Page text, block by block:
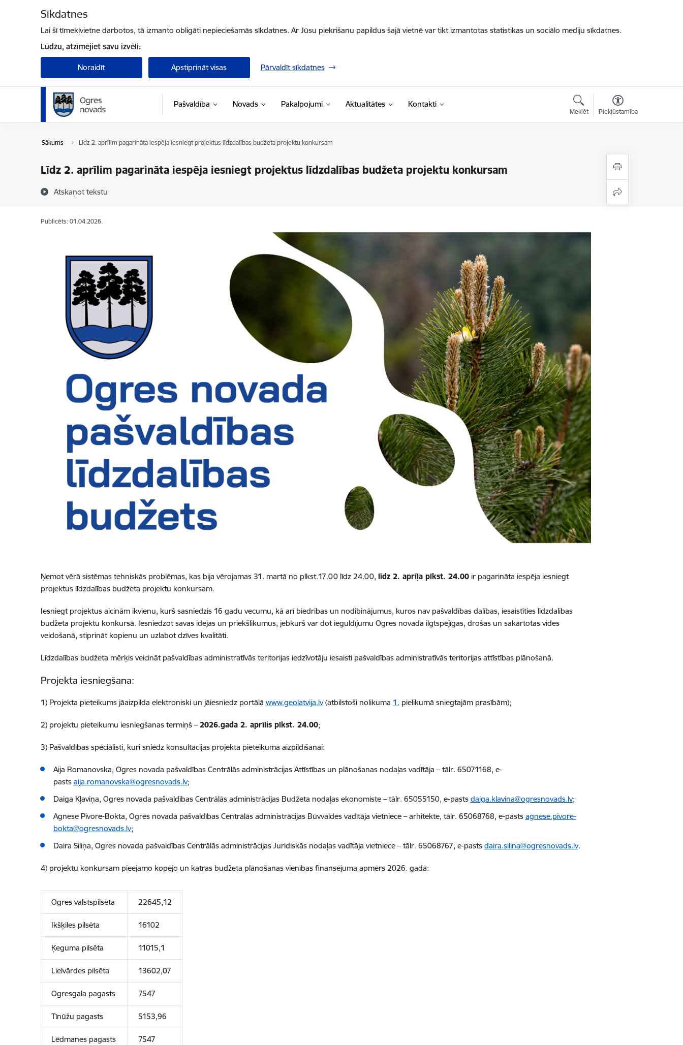
Sīkdatnes
Lai šī tīmekļvietne darbotos, tā izmanto obligāti nepieciešamās sīkdatnes. Ar Jūsu piekrišanu papildus šajā vietnē var tikt izmantotas statistikas un sociālo mediju sīkdatnes.
Lūdzu, atzīmējiet savu izvēli:
Noraidīt Apstiprināt visas Pārvaldīt sīkdatnes
Pašvaldība Novads Pakalpojumi Aktualitātes Kontakti
Meklēt Piekļūstamība
Sākums Līdz 2. aprīlim pagarināta iespēja iesniegt projektus līdzdalības budžeta projektu konkursam
Līdz 2. aprīlim pagarināta iespēja iesniegt projektus līdzdalības budžeta projektu konkursam
Atskaņot tekstu
Publicēts: 01.04.2026.
Ņemot vērā sistēmas tehniskās problēmas, kas bija vērojamas 31. martā no plkst.17.00 līdz 24.00, līdz 2. aprīļa plkst. 24.00ir pagarināta iespēja iesniegt
projektus līdzdalības budžeta projektu konkursam.
Iesniegt projektus aicinām ikvienu, kurš sasniedzis 16 gadu vecumu, kā arī biedrības un nodibinājumus, kuros nav pašvaldības dalības, iesaistīties līdzdalības
budžeta projektu konkursā. Iesniedzot savas idejas un priekšlikumus, jebkurš var dot ieguldījumu Ogres novada ilgtspējīgas, drošas un sakārtotas vides
veidošanā, stiprināt kopienu un uzlabot dzīves kvalitāti.
Līdzdalības budžeta mērķis veicināt pašvaldības administratīvās teritorijas iedzīvotāju iesaisti pašvaldības administratīvās teritorijas attīstības plānošanā.
Projekta iesniegšana:
1) Projekta pieteikums jāaizpilda elektroniski un jāiesniedz portālā www.geolatvija.lv(atbilstoši nolikuma 1. pielikumā sniegtajām prasībām);
2) projektu pieteikumu iesniegšanas termiņš –2026.gada 2. aprīlis plkst. 24.00;
3) Pašvaldības speciālisti, kuri sniedz konsultācijas projekta pieteikuma aizpildīšanai:
Aija Romanovska, Ogres novada pašvaldības Centrālās administrācijas Attīstības un plānošanas nodaļas vadītāja – tālr. 65071168, e-
pasts aija.romanovska@ogresnovads.lv;
Daiga Kļaviņa, Ogres novada pašvaldības Centrālās administrācijas Budžeta nodaļas ekonomiste – tālr. 65055150, e-pasts daiga.klavina@ogresnovads.lv;
Agnese Pivore-Bokta, Ogres novada pašvaldības Centrālās administrācijas Būvvaldes vadītāja vietniece – arhitekte, tālr. 65068768, e-pasts agnese.pivore-
bokta@ogresnovads.lv;
Daira Siliņa, Ogres novada pašvaldības Centrālās administrācijas Juridiskās nodaļas vadītāja vietniece – tālr. 65068767, e-pasts daira.silina@ogresnovads.lv.
4) projektu konkursam pieejamo kopējo un katras budžeta plānošanas vienības finansējuma apmērs 2026. gadā:
Ogres valstspilsēta 22645,12
Ikšķiles pilsēta 16102
Ķeguma pilsēta 11015,1
Lielvārdes pilsēta 13602,07
Ogresgala pagasts 7547
Tīnūžu pagasts 5153,96
Lēdmanes pagasts 7547